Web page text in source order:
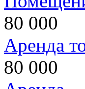
80 000
Аренда
80 000